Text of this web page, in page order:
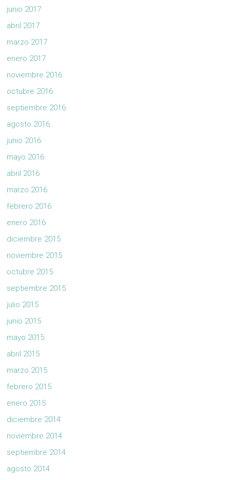
junio 2017
abril 2017
marzo 2017
enero 2017
noviembre 2016
octubre 2016
septiembre 2016
agosto 2016
junio 2016
mayo 2016
abril 2016
marzo 2016
febrero 2016
enero 2016
diciembre 2015
noviembre 2015
octubre 2015
septiembre 2015
julio 2015
junio 2015
mayo 2015
abril 2015
marzo 2015
febrero 2015
enero 2015
diciembre 2014
noviembre 2014
septiembre 2014
agosto 2014